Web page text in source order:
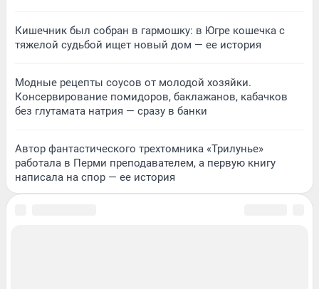
Кишечник был собран в гармошку: в Югре кошечка с
тяжелой судьбой ищет новый дом — ее история
Модные рецепты соусов от молодой хозяйки.
Консервирование помидоров, баклажанов, кабачков
без глутамата натрия — сразу в банки
Автор фантастического трехтомника «Трилунье»
работала в Перми преподавателем, а первую книгу
написала на спор — ее история